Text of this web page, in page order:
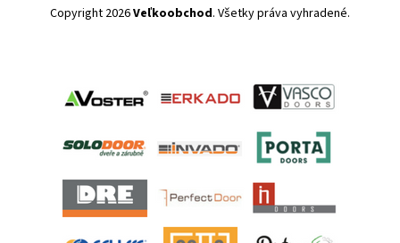
Copyright 2026Veľkoobchod. Všetky práva vyhradené.